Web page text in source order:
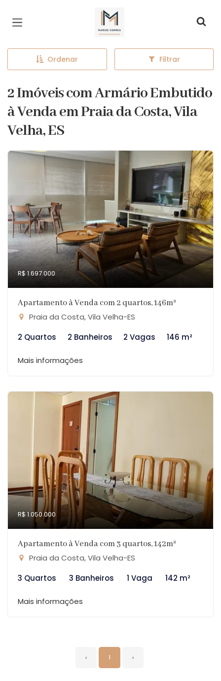
Página inicial
Ordenar Filtrar
2 Imóveis com Armário Embutido
à Venda em Praia da Costa, Vila
Velha, ES
R$ 1.697.000
Apartamento à Venda com 2 quartos, 146m²
Praia da Costa, Vila Velha-ES
2 Quartos
2 Banheiros 2 Vagas 146 m²
Mais informações
R$ 1.050.000
Apartamento à Venda com 3 quartos, 142m²
Praia da Costa, Vila Velha-ES
3 Quartos
3 Banheiros 1 Vaga 142 m²
Mais informações
‹ 1 ›